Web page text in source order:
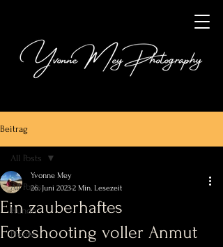
Beitrag
All Posts
Hunde
Pferde
All Posts
Ein zauberhaftes
Fotoshooting voller Anmut
Yvonne Mey
26. Juni 20232 Min. Lesezeit